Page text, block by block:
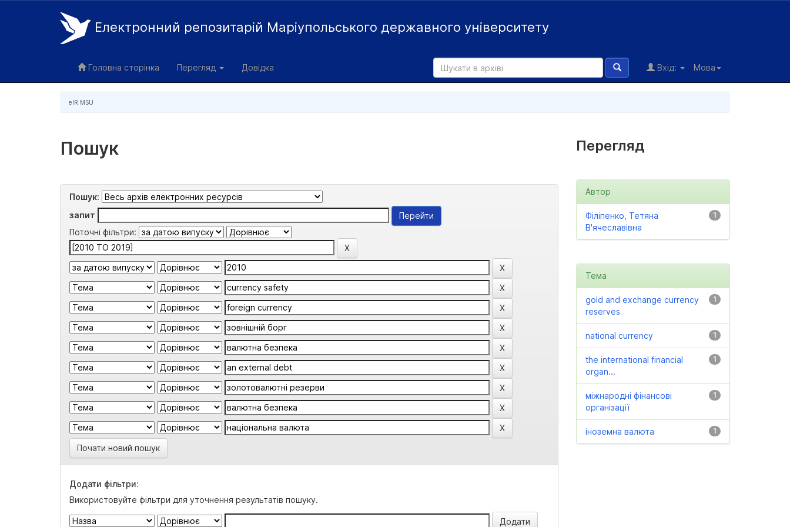
Електронний репозитарій Маріупольського державного університету
Головна сторінка Перегляд Довідка Мова
Вхід:
eIR MSU
Пошук
Пошук:
запит
Поточні фільтри:
Почати новий пошук
Додати фільтри:
Використовуйте фільтри для уточнення результатів пошуку.
Перегляд
Автор
1
Філіпенко, Тетяна
В'ячеславівна
Тема
1
gold and exchange currency
reserves
1
national currency
1
the international financial
organ...
1
міжнародні фінансові
організації
1
іноземна валюта